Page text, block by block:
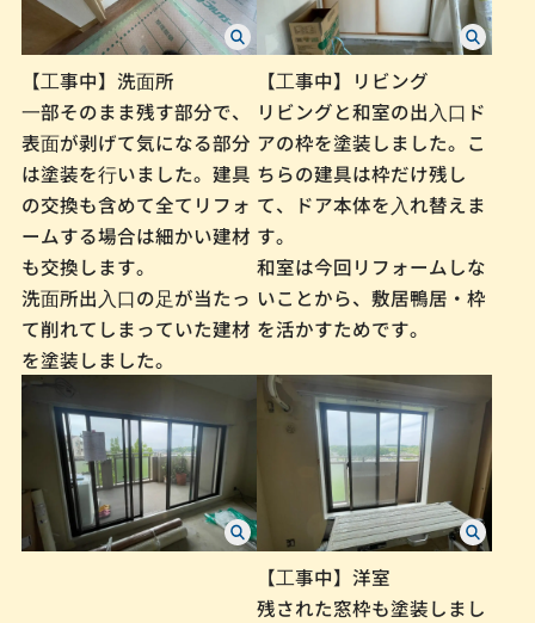
【⼯事中】洗⾯所
⼀部そのまま残す部分で、
表⾯が剥げて気になる部分
は塗装を⾏いました。建具
の交換も含めて全てリフォ
ームする場合は細かい建材
も交換します。
洗⾯所出⼊⼝の⾜が当たっ
て削れてしまっていた建材
を塗装しました。
【⼯事中】リビング
リビングと和室の出⼊⼝ド
アの枠を塗装しました。こ
ちらの建具は枠だけ残し
て、ドア本体を⼊れ替えま
す。
和室は今回リフォームしな
いことから、敷居鴨居・枠
を活かすためです。
【⼯事中】洋室
残された窓枠も塗装しまし